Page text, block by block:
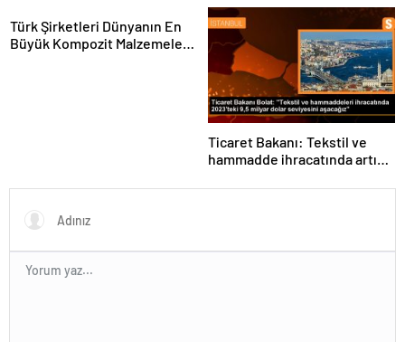
Türk Şirketleri Dünyanın En
Büyük Kompozit Malzemeler
Ticaret Bakanı: Tekstil ve
hammadde ihracatında artış